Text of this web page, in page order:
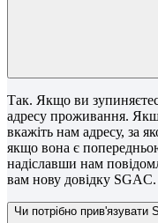
Так. Якщо ви
адресу проживання.
вкажіть нам адресу, за
якщо вона є
надіславши нам
вам нову довідку SGAC.
Чи потрібно прив'язувати